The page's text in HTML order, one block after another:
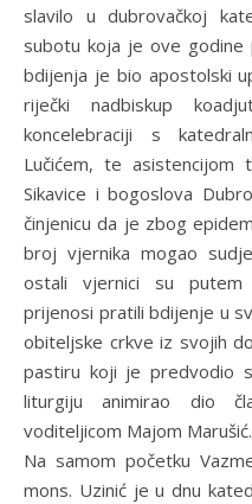
slavilo u dubrovačkoj
subotu koja je ove godine
bdijenja je bio apostolski
riječki nadbiskup
koncelebraciji s
Lučićem, te asistencijom
Sikavice i bogoslova
činjenicu da je zbog
broj vjernika mogao
ostali vjernici su putem
prijenosi pratili bdijenje u
obiteljske crkve iz svojih
pastiru koji je predvodio
liturgiju animirao dio
voditeljicom Majom Marušić.
Na samom početku
mons. Uzinić je u dnu